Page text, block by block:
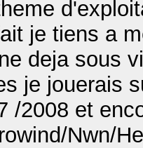
je tiens a
deja sous
je jouerais
/2008 et
Nwn/